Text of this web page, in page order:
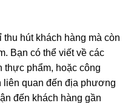
hút khách hàng mà còn
Bạn có thể viết về các
thực phẩm, hoặc công
liên quan đến địa phương
đến khách hàng gần